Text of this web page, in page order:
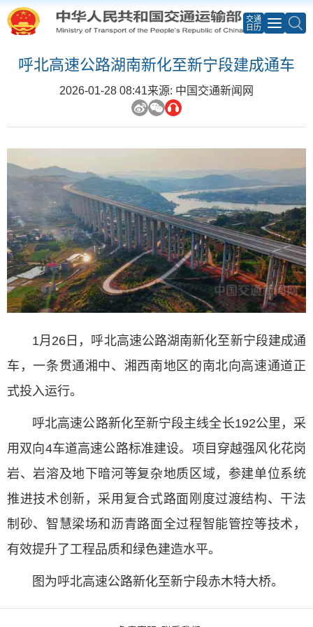
交通
日历
呼北高速公路湖南新化至新宁段建成通车
2026-01-28 08:41来源: 中国交通新闻网
1月26日，呼北高速公路湖南新化至新宁段建成通
车，一条贯通湘中、湘西南地区的南北向高速通道正
式投入运行。
呼北高速公路新化至新宁段主线全长192公里，采
用双向4车道高速公路标准建设。项目穿越强风化花岗
岩、岩溶及地下暗河等复杂地质区域，参建单位系统
推进技术创新，采用复合式路面刚度过渡结构、干法
制砂、智慧梁场和沥青路面全过程智能管控等技术，
有效提升了工程品质和绿色建造水平。
图为呼北高速公路新化至新宁段赤木特大桥。